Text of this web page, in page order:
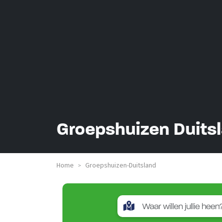
Groepshuizen
Home > Groepshuizen-Duitsland